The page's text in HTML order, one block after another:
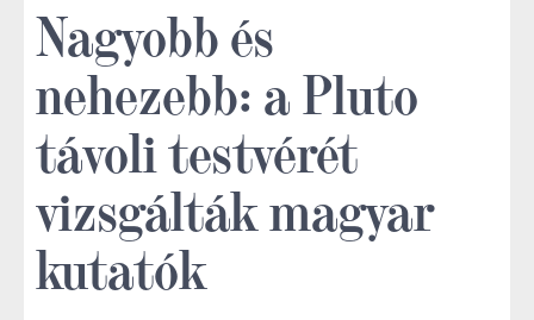
Nagyobb és
nehezebb: a Pluto
távoli testvérét
vizsgálták magyar
kutatók